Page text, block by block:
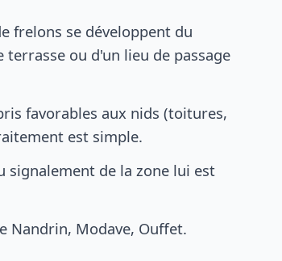
frelons se développent du
ou d'un lieu de passage
favorables aux nids (toitures,
est simple.
signalement de la zone lui est
Nandrin, Modave, Ouffet.